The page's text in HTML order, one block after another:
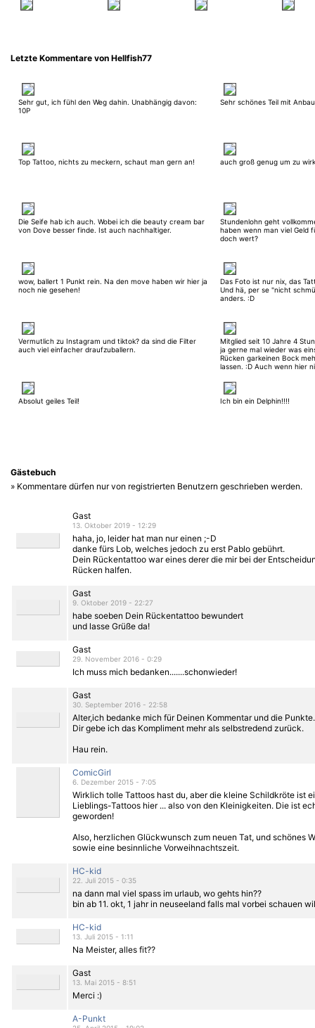
Letzte Kommentare von Hellfish77
Sehr gut, ich fühl den Weg dahin. Unabhängig davon:
10P
Sehr schönes Teil mit
Top Tattoo, nichts zu meckern, schaut man gern an! auch groß genug um zu
Die Seife hab ich auch. Wobei ich die beauty cream bar
von Dove besser finde. Ist auch nachhaltiger.
Stundenlohn geht
haben wenn man viel Geld
doch wert?
wow, ballert 1 Punkt rein. Na den move haben wir hier ja
noch nie gesehen!
Das Foto ist nur nix, das
Und hä, per se "nicht
anders. :D
Vermutlich zu Instagram und tiktok? da sind die Filter
auch viel einfacher draufzuballern.
Mitglied seit 10 Jahre 4
ja gerne mal wieder was
Rücken garkeinen Bock
lassen. :D Auch wenn hier
Absolut geiles Teil! Ich bin ein Delphin!!!!
Gästebuch
» Kommentare dürfen nur von registrierten Benutzern geschrieben werden.
Gast
13. Oktober 2019 - 12:29
haha, jo, leider hat man nur einen ;-D
danke fürs Lob, welches jedoch zu erst Pablo gebührt.
Dein Rückentattoo war eines derer die mir bei der
Rücken halfen.
Gast
9. Oktober 2019 - 22:27
habe soeben Dein Rückentattoo bewundert
und lasse Grüße da!
Gast
29. November 2016 - 0:29
Ich muss mich bedanken.......schonwieder!
Gast
30. September 2016 - 22:58
Alter,ich bedanke mich für Deinen Kommentar und die
Dir gebe ich das Kompliment mehr als selbstredend zurück.
Hau rein.
ComicGirl
6. Dezember 2015 - 7:05
Wirklich tolle Tattoos hast du, aber die kleine Schildkröte ist
Lieblings-Tattoos hier ... also von den Kleinigkeiten. Die ist
geworden!
Also, herzlichen Glückwunsch zum neuen Tat, und schönes
sowie eine besinnliche Vorweihnachtszeit.
HC-kid
22. Juli 2015 - 0:35
na dann mal viel spass im urlaub, wo gehts hin??
bin ab 11. okt, 1 jahr in neuseeland falls mal vorbei schauen
HC-kid
13. Juli 2015 - 1:11
Na Meister, alles fit??
Gast
13. Mai 2015 - 8:51
Merci :)
A-Punkt